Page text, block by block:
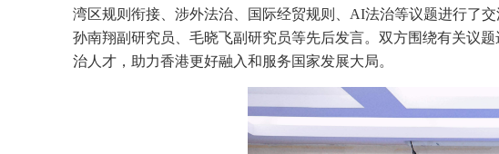
湾区规则衔接、涉外法治、国际经贸规则、AI法治等议题进行了
孙南翔副研究员、毛晓飞副研究员等先后发言。双方围绕有关议
治人才，助力香港更好融入和服务国家发展大局。